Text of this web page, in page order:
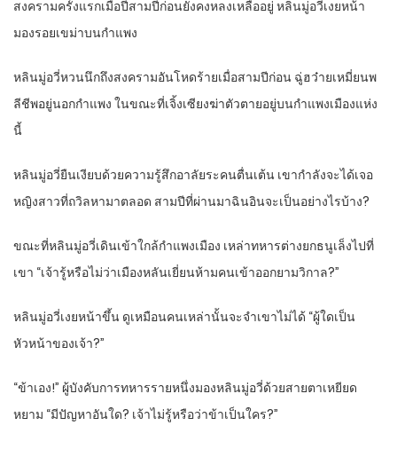
สงครามครั้งแรกเมื่อปีสามปีก่อนยังคงหลงเหลืออยู่ หลินมู่อวี่เงยหน้า
มองรอยเขม่าบนกำแพง
หลินมู่อวี่หวนนึกถึงสงครามอันโหดร้ายเมื่อสามปีก่อน ฉู่ฮว๋ายเหมี่ยนพ
ลีชีพอยู่นอกกำแพง ในขณะที่เจิ้งเซียงฆ่าตัวตายอยู่บนกำแพงเมืองแห่ง
นี้
หลินมู่อวี่ยืนเงียบด้วยความรู้สึกอาลัยระคนตื่นเต้น เขากำลังจะได้เจอ
หญิงสาวที่ถวิลหามาตลอด สามปีที่ผ่านมาฉินอินจะเป็นอย่างไรบ้าง?
ขณะที่หลินมู่อวี่เดินเข้าใกล้กำแพงเมือง เหล่าทหารต่างยกธนูเล็งไปที่
เขา “เจ้ารู้หรือไม่ว่าเมืองหลันเยี่ยนห้ามคนเข้าออกยามวิกาล?”
หลินมู่อวี่เงยหน้าขึ้น ดูเหมือนคนเหล่านั้นจะจำเขาไม่ได้ “ผู้ใดเป็น
หัวหน้าของเจ้า?”
“ข้าเอง!” ผู้บังคับการทหารรายหนึ่งมองหลินมู่อวี่ด้วยสายตาเหยียด
หยาม “มีปัญหาอันใด? เจ้าไม่รู้หรือว่าข้าเป็นใคร?”